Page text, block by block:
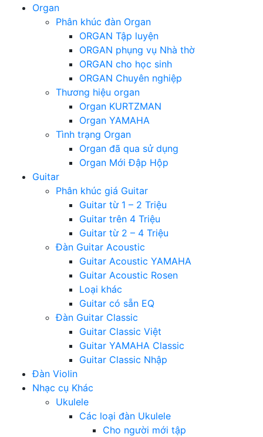
Organ
Phân khúc đàn Organ
ORGAN Tập luyện
ORGAN phụng vụ Nhà thờ
ORGAN cho học sinh
ORGAN Chuyên nghiệp
Thương hiệu organ
Organ KURTZMAN
Organ YAMAHA
Tình trạng Organ
Organ đã qua sử dụng
Organ Mới Đập Hộp
Guitar
Phân khúc giá Guitar
Guitar từ 1 – 2 Triệu
Guitar trên 4 Triệu
Guitar từ 2 – 4 Triệu
Đàn Guitar Acoustic
Guitar Acoustic YAMAHA
Guitar Acoustic Rosen
Loại khác
Guitar có sẵn EQ
Đàn Guitar Classic
Guitar Classic Việt
Guitar YAMAHA Classic
Guitar Classic Nhập
Đàn Violin
Nhạc cụ Khác
Ukulele
Các loại đàn Ukulele
Cho người mới tập